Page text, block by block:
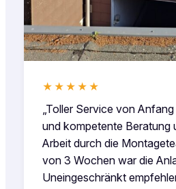
★★★★★
„Toller Service von
und kompetente Beratung
Arbeit durch die
von 3 Wochen war die
Uneingeschränkt